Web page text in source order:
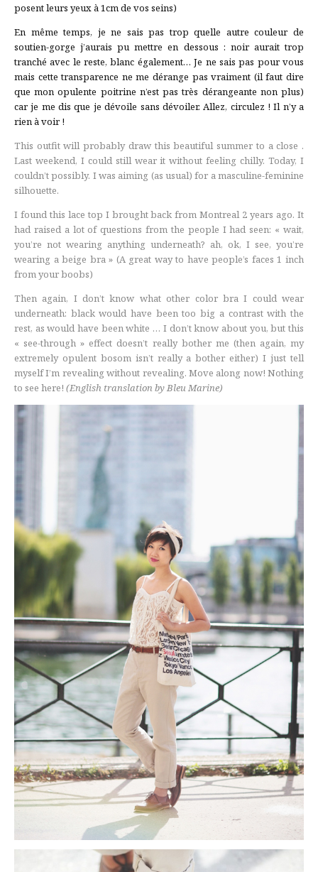
posent leurs yeux à 1cm de vos seins)
En même temps, je ne sais pas trop quelle autre couleur de
soutien-gorge j’aurais pu mettre en dessous : noir aurait trop
tranché avec le reste, blanc également… Je ne sais pas pour vous
mais cette transparence ne me dérange pas vraiment (il faut dire
que mon opulente poitrine n’est pas très dérangeante non plus)
car je me dis que je dévoile sans dévoiler. Allez, circulez ! Il n’y a
rien à voir !
This outfit will probably draw this beautiful summer to a close .
Last weekend, I could still wear it without feeling chilly. Today, I
couldn’t possibly. I was aiming (as usual) for a masculine-feminine
silhouette.
I found this lace top I brought back from Montreal 2 years ago. It
had raised a lot of questions from the people I had seen: « wait,
you’re not wearing anything underneath? ah, ok, I see, you’re
wearing a beige bra » (A great way to have people’s faces 1 inch
from your boobs)
Then again, I don’t know what other color bra I could wear
underneath: black would have been too big a contrast with the
rest, as would have been white … I don’t know about you, but this
« see-through » effect doesn’t really bother me (then again, my
extremely opulent bosom isn’t really a bother either) I just tell
myself I’m revealing without revealing. Move along now! Nothing
to see here! (English translation by Bleu Marine)